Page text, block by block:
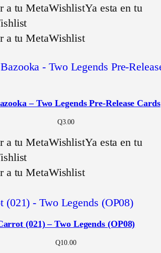
a tu MetaWishlistYa esta en tu
a tu MetaWishlist
– Two Legends Pre-Release Cards
Q3.00
a tu MetaWishlistYa esta en tu
a tu MetaWishlist
(021) – Two Legends (OP08)
Q10.00